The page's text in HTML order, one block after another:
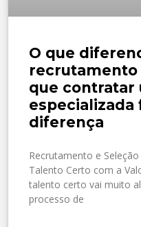
O que
que contratar
especializada
diferença
Recrutamento e
Talento Certo com a
talento certo vai muito
processo de